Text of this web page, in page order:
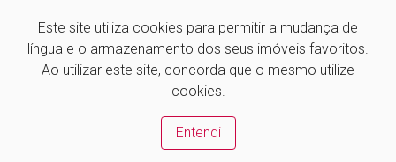
Este site utiliza cookies para permitir a mudança de
língua e o armazenamento dos seus imóveis favoritos.
Ao utilizar este site, concorda que o mesmo utilize
cookies.
Entendi